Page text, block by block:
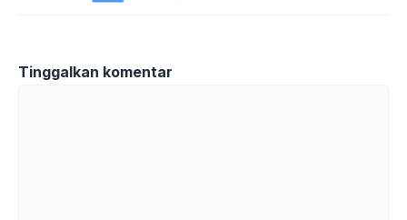
Tinggalkan komentar